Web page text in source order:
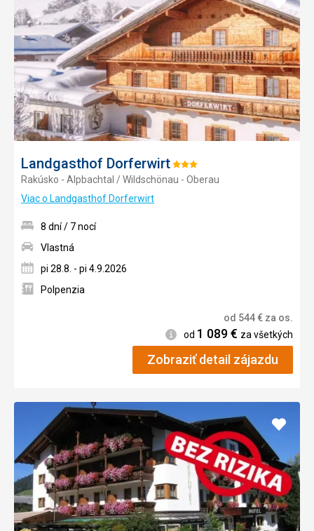
Landgasthof DorferwirtHodnotenie:
3/5
Rakúsko - Alpbachtal / Wildschönau - Oberau
Viac o Landgasthof Dorferwirt
do
8 dní / 7 nocí
Vlastná
pi 28.8. - pi 4.9.2026
Polpenzia
od 544€ za os.
Informácie
od 1 089€ za všetkých
Zobraziť detail zájazdu
Pridať